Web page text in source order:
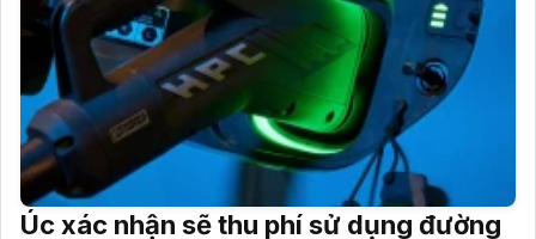
Úc xác nhận sẽ thu phí sử dụng đường